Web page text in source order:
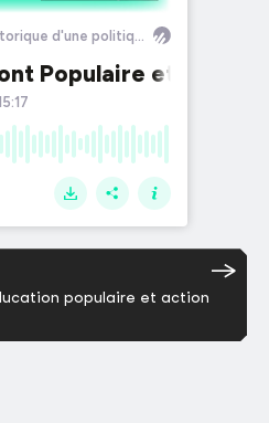
populaire et action